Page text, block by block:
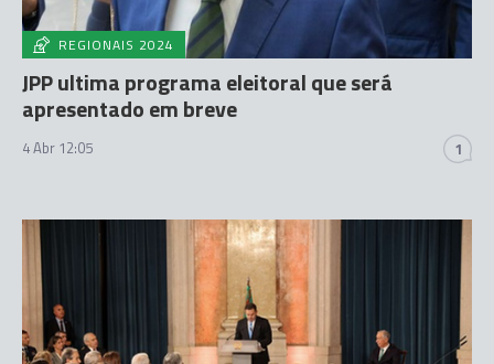
REGIONAIS 2024
JPP ultima programa eleitoral que será
apresentado em breve
4 Abr 12:05 1